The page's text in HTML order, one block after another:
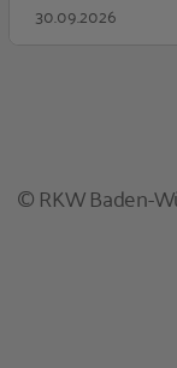
30.09.2026
© RKW Baden-